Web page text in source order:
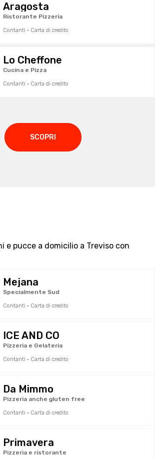
Aragosta
Ristorante Pizzeria
Contanti · Carta di credito
Lo Cheffone
Cucina e Pizza
Contanti · Carta di credito
SCOPRI
e pucce a domicilio a Treviso con
Mejana
Specialmente Sud
Contanti · Carta di credito
ICE AND CO
Pizzeria e Gelateria
Contanti · Carta di credito
Da Mimmo
Pizzeria anche gluten free
Contanti · Carta di credito
Primavera
Pizzeria e ristorante